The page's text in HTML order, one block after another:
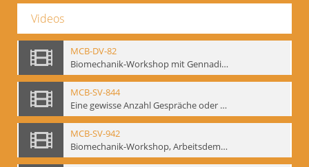
Videos
MCB-DV-82
Biomechanik-Workshop mit Gennadij Bogdanow, Berlin, 1997
MCB-SV-844
Eine gewisse Anzahl Gespräche oder das völlig unbearbeitete Stundenbuch, Berlin 1995.
MCB-SV-942
Biomechanik-Workshop, Arbeitsdemonstration in der Staatsoper unter den Linden 2002